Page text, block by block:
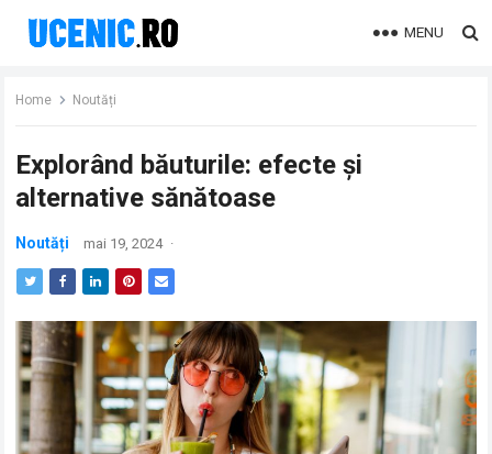
MENU
Home Noutăți
Explorând băuturile: efecte și
alternative sănătoase
Noutăți mai 19, 2024 ·